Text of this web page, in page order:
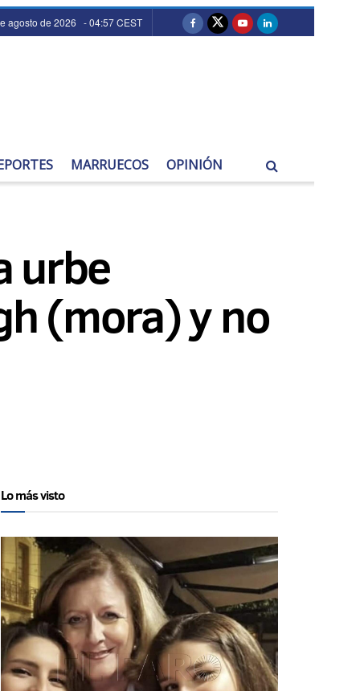
agosto de 2026 - 04:57 CEST
MARRUECOS OPINIÓN
urbe
(mora) y no
Lo más visto